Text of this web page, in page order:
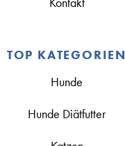
TOP KATEGORIEN
Hunde
Hunde Diätfutter